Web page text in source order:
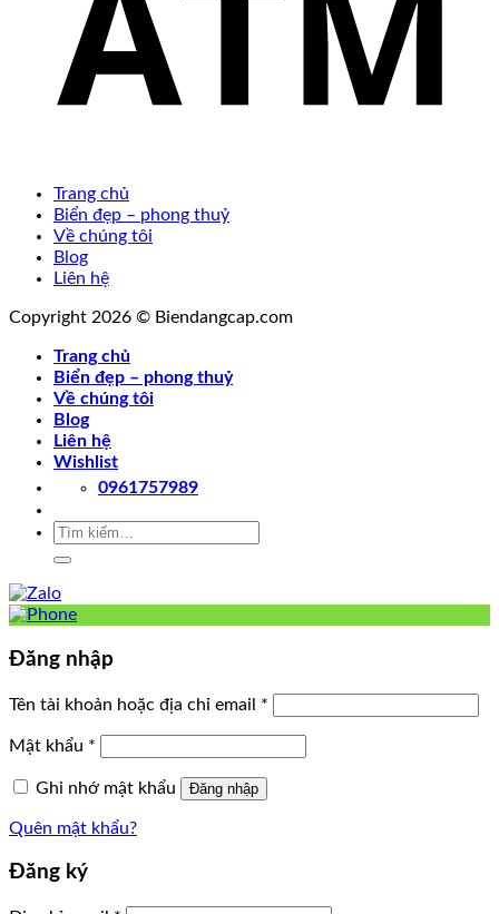
Trang chủ
Biển đẹp – phong thuỷ
Về chúng tôi
Blog
Liên hệ
Copyright 2026 © Biendangcap.com
Trang chủ
Biển đẹp – phong thuỷ
Về chúng tôi
Blog
Liên hệ
Wishlist
0961757989
Tìm
Đăng nhập
Tên tài khoản hoặc địa chỉ email *
Mật khẩu *
Ghi nhớ mật khẩu Đăng nhập
Quên mật khẩu?
Đăng ký